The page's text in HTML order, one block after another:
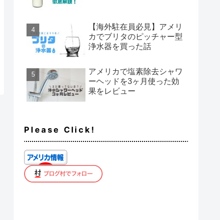
【海外駐在員必見】アメリ
カでブリタのピッチャー型
浄水器を買った話
アメリカで塩素除去シャワ
ーヘッドを3ヶ月使った効
果をレビュー
Please Click!